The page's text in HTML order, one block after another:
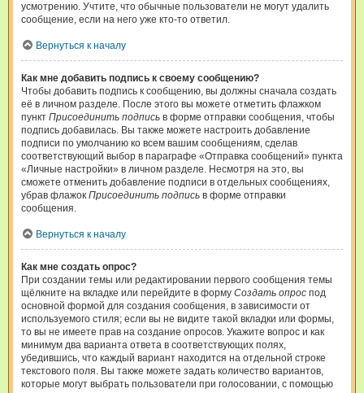
усмотрению. Учтите, что обычные пользователи не могут удалить
сообщение, если на него уже кто-то ответил.
Вернуться к началу
Как мне добавить подпись к своему сообщению?
Чтобы добавить подпись к сообщению, вы должны сначала создать
её в личном разделе. После этого вы можете отметить флажком
пункт Присоединить подпись в форме отправки сообщения, чтобы
подпись добавилась. Вы также можете настроить добавление
подписи по умолчанию ко всем вашим сообщениям, сделав
соответствующий выбор в параграфе «Отправка сообщений» пункта
«Личные настройки» в личном разделе. Несмотря на это, вы
сможете отменить добавление подписи в отдельных сообщениях,
убрав флажок Присоединить подпись в форме отправки
сообщения.
Вернуться к началу
Как мне создать опрос?
При создании темы или редактировании первого сообщения темы
щёлкните на вкладке или перейдите в форму Создать опрос под
основной формой для создания сообщения, в зависимости от
используемого стиля; если вы не видите такой вкладки или формы,
то вы не имеете прав на создание опросов. Укажите вопрос и как
минимум два варианта ответа в соответствующих полях,
убедившись, что каждый вариант находится на отдельной строке
текстового поля. Вы также можете задать количество вариантов,
которые могут выбрать пользователи при голосовании, с помощью